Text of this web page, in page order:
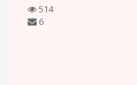
514
6